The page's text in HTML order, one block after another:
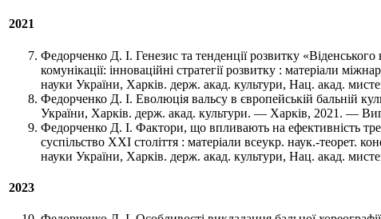
2021
Федорченко Д. І. Генезис та тенденції розвитку
комунікації: інноваційні стратегії розвитку : матеріали
науки України, Харків. держ. акад. культури, Нац. акад.
Федорченко Д. І. Еволюція вальсу в європейській бальній
України, Харків. держ. акад. культури. — Харків, 2021. —
Федорченко Д. І. Фактори, що впливають на ефективність
суспільство ХХІ століття : матеріали всеукр. наук.-теорет.
науки України, Харків. держ. акад. культури, Нац. акад.
2023